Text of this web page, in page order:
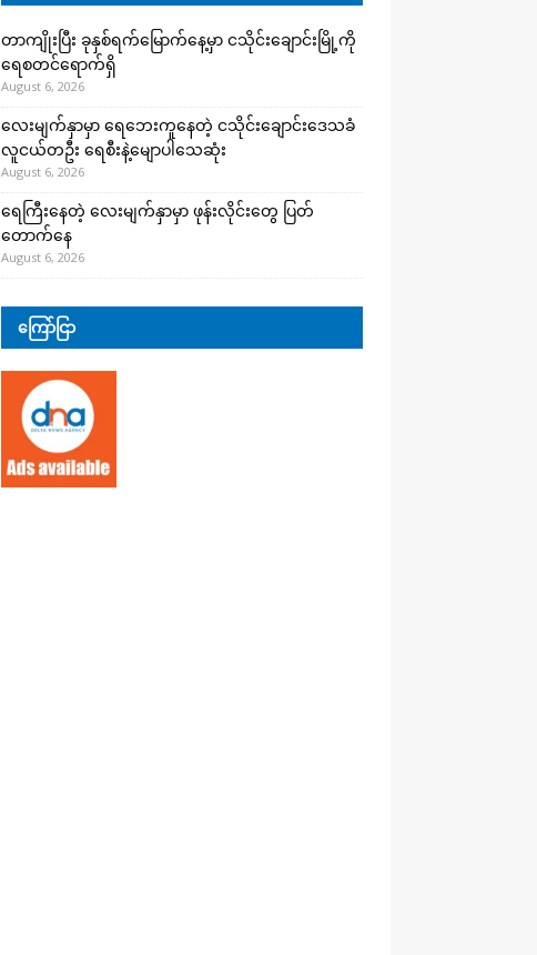
တာကျိုးပြီး ခုနှစ်ရက်မြောက်နေ့မှာ ငသိုင်းချောင်းမြို့ကို
ရေစတင်ရောက်ရှိ
August 6, 2026
လေးမျက်နှာမှာ ရေဘေးကူနေတဲ့ ငသိုင်းချောင်းဒေသခံ
လူငယ်တဦး ရေစီးနဲ့မျောပါသေဆုံး
August 6, 2026
ရေကြီးနေတဲ့ လေးမျက်နှာမှာ ဖုန်းလိုင်းတွေ ပြတ်
တောက်နေ
August 6, 2026
ကြော်ငြာ